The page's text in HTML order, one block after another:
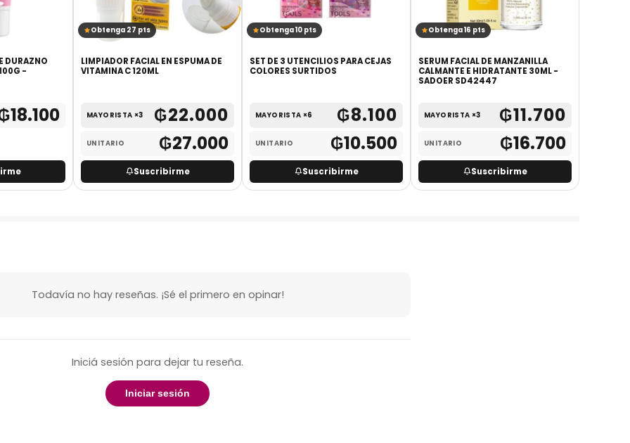
DURAZNO
-
18.100
Obtenga 27 pts
LIMPIADOR FACIAL EN ESPUMA DE
VITAMINA C 120ML
MAYORISTA ×3 ₲22.000
UNITARIO ₲27.000
Suscribirme
Obtenga 10 pts
SET DE 3 UTENCILIOS PARA CEJAS
COLORES SURTIDOS
MAYORISTA ×6 ₲8.100
UNITARIO ₲10.500
Suscribirme
Obtenga 16 pts
SERUM FACIAL DE MANZANILLA
CALMANTE E HIDRATANTE 30ML -
SADOER SD42447
MAYORISTA ×3 ₲11.700
UNITARIO ₲16.700
Suscribirme
Todavía no hay reseñas. ¡Sé el primero en opinar!
Iniciá sesión para dejar tu reseña.
Iniciar sesión